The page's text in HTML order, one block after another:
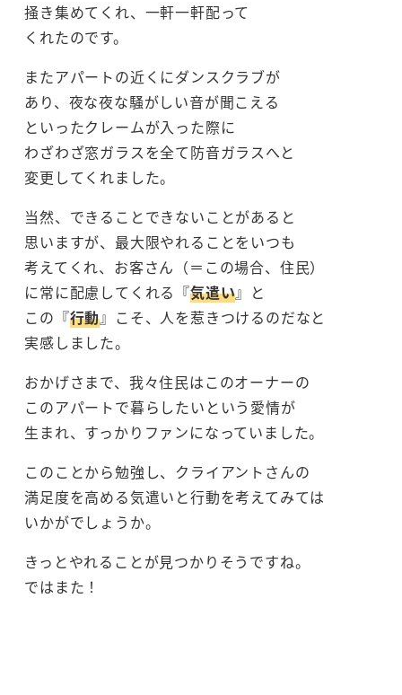
掻き集めてくれ、一軒一軒配って
くれたのです。
またアパートの近くにダンスクラブが
あり、夜な夜な騒がしい音が聞こえる
といったクレームが入った際に
わざわざ窓ガラスを全て防音ガラスへと
変更してくれました。
当然、できることできないことがあると
思いますが、最大限やれることをいつも
考えてくれ、お客さん（＝この場合、住民）
に常に配慮してくれる『気遣い』と
この『行動』こそ、人を惹きつけるのだなと
実感しました。
おかげさまで、我々住民はこのオーナーの
このアパートで暮らしたいという愛情が
生まれ、すっかりファンになっていました。
このことから勉強し、クライアントさんの
満足度を高める気遣いと行動を考えてみては
いかがでしょうか。
きっとやれることが見つかりそうですね。
ではまた！